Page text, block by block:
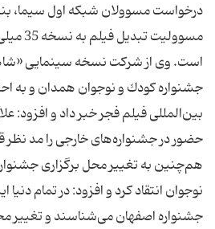
درخواست مسوولان شبكه اول سیما،
است. وی از شركت نسخه سینمایی
جشنواره كودك و نوجوان همدان و به
بین‌المللی فیلم فجر خبر داد و افزود:
حضور در جشنواره‌های خارجی را مد نظر
هم‌چنین به تغییر محل برگزاری
نوجوان انتقاد كرد و افزود: در تمام دنیا
جشنواره اصفهان می‌شناسند و تغییر